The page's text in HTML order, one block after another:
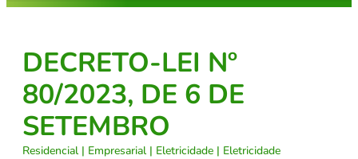
DECRETO-LEI Nº
80/2023, DE 6 DE
SETEMBRO
Residencial| Empresarial| Eletricidade | Eletricidade